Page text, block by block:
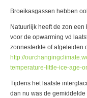
Broeikasgassen hebben
Natuurlijk heeft de zon
voor de opwarming vd
zonnesterkte of afgeleiden
http://
temperature-little-ice-age-
Tijdens het laatste
dan nu was de